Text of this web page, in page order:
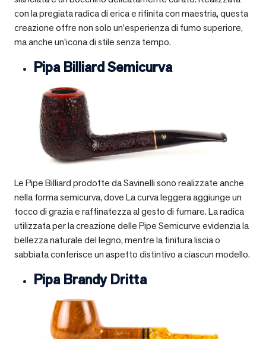
con la pregiata radica di erica e rifinita con maestria, questa
creazione offre non solo un’esperienza di fumo superiore,
ma anche un’icona di stile senza tempo.
Pipa Billiard Semicurva
Le Pipe Billiard prodotte da Savinelli sono realizzate anche
nella forma semicurva, dove La curva leggera aggiunge un
tocco di grazia e raffinatezza al gesto di fumare. La radica
utilizzata per la creazione delle Pipe Semicurve evidenzia la
bellezza naturale del legno, mentre la finitura liscia o
sabbiata conferisce un aspetto distintivo a ciascun modello.
Pipa Brandy Dritta